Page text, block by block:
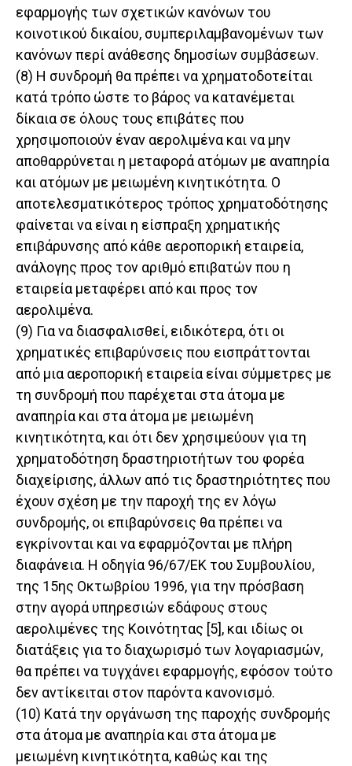
εφαρμογής των σχετικών κανόνων του
κοινοτικού δικαίου, συμπεριλαμβανομένων των
κανόνων περί ανάθεσης δημοσίων συμβάσεων.
(8) Η συνδρομή θα πρέπει να χρηματοδοτείται
κατά τρόπο ώστε το βάρος να κατανέμεται
δίκαια σε όλους τους επιβάτες που
χρησιμοποιούν έναν αερολιμένα και να μην
αποθαρρύνεται η μεταφορά ατόμων με αναπηρία
και ατόμων με μειωμένη κινητικότητα. Ο
αποτελεσματικότερος τρόπος χρηματοδότησης
φαίνεται να είναι η είσπραξη χρηματικής
επιβάρυνσης από κάθε αεροπορική εταιρεία,
ανάλογης προς τον αριθμό επιβατών που η
εταιρεία μεταφέρει από και προς τον
αερολιμένα.
(9) Για να διασφαλισθεί, ειδικότερα, ότι οι
χρηματικές επιβαρύνσεις που εισπράττονται
από μια αεροπορική εταιρεία είναι σύμμετρες με
τη συνδρομή που παρέχεται στα άτομα με
αναπηρία και στα άτομα με μειωμένη
κινητικότητα, και ότι δεν χρησιμεύουν για τη
χρηματοδότηση δραστηριοτήτων του φορέα
διαχείρισης, άλλων από τις δραστηριότητες που
έχουν σχέση με την παροχή της εν λόγω
συνδρομής, οι επιβαρύνσεις θα πρέπει να
εγκρίνονται και να εφαρμόζονται με πλήρη
διαφάνεια. Η οδηγία 96/67/ΕΚ του Συμβουλίου,
της 15ης Οκτωβρίου 1996, για την πρόσβαση
στην αγορά υπηρεσιών εδάφους στους
αερολιμένες της Κοινότητας [5], και ιδίως οι
διατάξεις για το διαχωρισμό των λογαριασμών,
θα πρέπει να τυγχάνει εφαρμογής, εφόσον τούτο
δεν αντίκειται στον παρόντα κανονισμό.
(10) Κατά την οργάνωση της παροχής συνδρομής
στα άτομα με αναπηρία και στα άτομα με
μειωμένη κινητικότητα, καθώς και της